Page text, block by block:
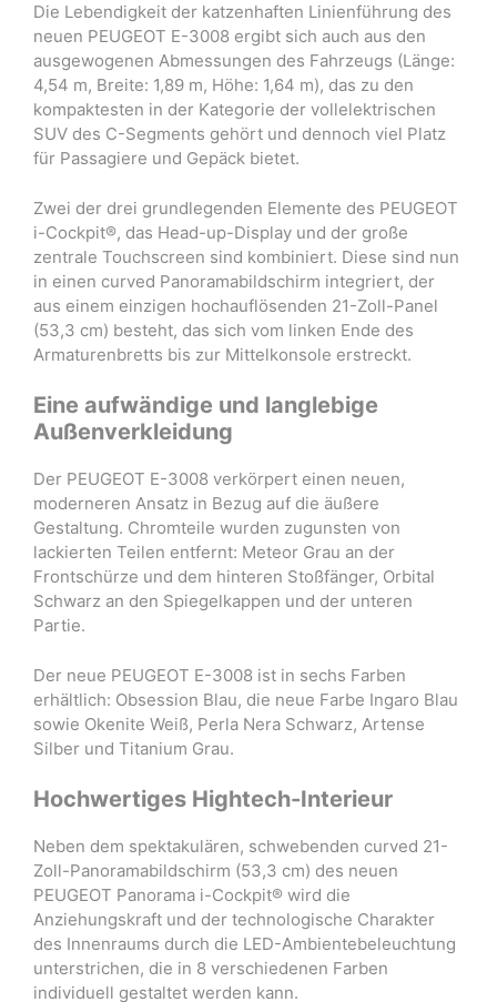
Die Lebendigkeit der katzenhaften Linienführung des
neuen PEUGEOT E-3008 ergibt sich auch aus den
ausgewogenen Abmessungen des Fahrzeugs (Länge:
4,54 m, Breite: 1,89 m, Höhe: 1,64 m), das zu den
kompaktesten in der Kategorie der vollelektrischen
SUV des C-Segments gehört und dennoch viel Platz
für Passagiere und Gepäck bietet.
Zwei der drei grundlegenden Elemente des PEUGEOT
i-Cockpit®, das Head-up-Display und der große
zentrale Touchscreen sind kombiniert. Diese sind nun
in einen curved Panoramabildschirm integriert, der
aus einem einzigen hochauflösenden 21-Zoll-Panel
(53,3 cm) besteht, das sich vom linken Ende des
Armaturenbretts bis zur Mittelkonsole erstreckt.
Eine aufwändige und langlebige
Außenverkleidung
Der PEUGEOT E-3008 verkörpert einen neuen,
moderneren Ansatz in Bezug auf die äußere
Gestaltung. Chromteile wurden zugunsten von
lackierten Teilen entfernt: Meteor Grau an der
Frontschürze und dem hinteren Stoßfänger, Orbital
Schwarz an den Spiegelkappen und der unteren
Partie.
Der neue PEUGEOT E-3008 ist in sechs Farben
erhältlich: Obsession Blau, die neue Farbe Ingaro Blau
sowie Okenite Weiß, Perla Nera Schwarz, Artense
Silber und Titanium Grau.
Hochwertiges Hightech-Interieur
Neben dem spektakulären, schwebenden curved 21-
Zoll-Panoramabildschirm (53,3 cm) des neuen
PEUGEOT Panorama i-Cockpit® wird die
Anziehungskraft und der technologische Charakter
des Innenraums durch die LED-Ambientebeleuchtung
unterstrichen, die in 8 verschiedenen Farben
individuell gestaltet werden kann.